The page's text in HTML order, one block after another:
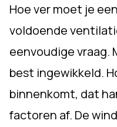
Hoe ver moet je
voldoende
eenvoudige vraag.
best ingewikkeld.
binnenkomt, dat
factoren af. De